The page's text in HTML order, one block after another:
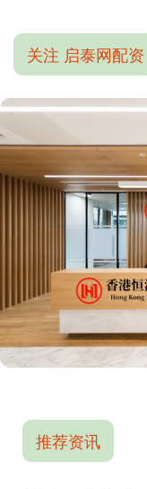
关注 启泰网配资
推荐资讯